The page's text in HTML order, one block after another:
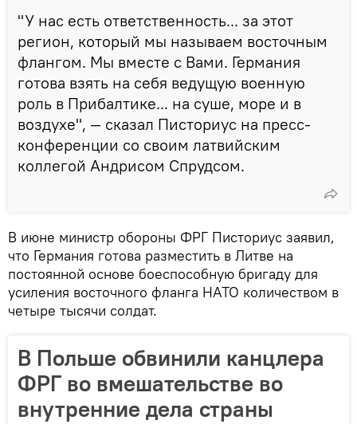
"У нас есть ответственность... за этот
регион, который мы называем восточным
флангом. Мы вместе с Вами. Германия
готова взять на себя ведущую военную
роль в Прибалтике... на суше, море и в
воздухе", — сказал Писториус на пресс-
конференции со своим латвийским
коллегой Андрисом Спрудсом.
В июне министр обороны ФРГ Писториус заявил,
что Германия готова разместить в Литве на
постоянной основе боеспособную бригаду для
усиления восточного фланга НАТО количеством в
четыре тысячи солдат.
В Польше обвинили канцлера
ФРГ во вмешательстве во
внутренние дела страны